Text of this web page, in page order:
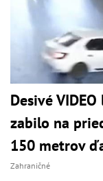
Desivé
zabilo na
150 metrov
Zahraničné